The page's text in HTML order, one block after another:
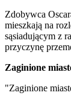
Zdobywca
mieszkają na
sąsiadującym z
przyczynę
Zaginione
"Zaginione